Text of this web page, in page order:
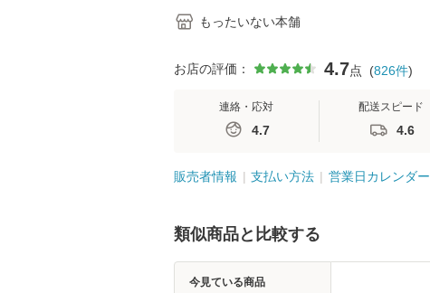
もったいない本舗
お店の評価： 4.7点 (826件)
連絡・応対
4.7
配送スピード
4.6
販売者情報 支払い方法 営業日カレンダー
類似商品と比較する
今見ている商品